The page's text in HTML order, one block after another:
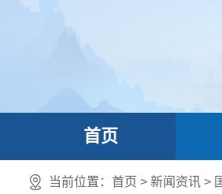
首页
当前位置： 首页 > 新闻资讯 >